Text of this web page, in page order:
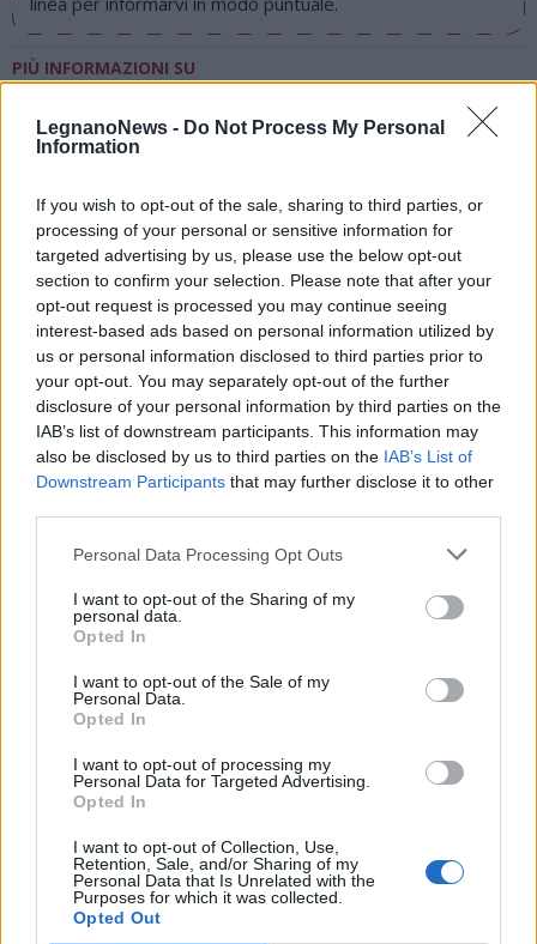
LegnanoNews - Do Not Process My Personal
Information
If you wish to opt-out of the sale, sharing to third parties, or
processing of your personal or sensitive information for
targeted advertising by us, please use the below opt-out
section to confirm your selection. Please note that after your
opt-out request is processed you may continue seeing
interest-based ads based on personal information utilized by
us or personal information disclosed to third parties prior to
your opt-out. You may separately opt-out of the further
disclosure of your personal information by third parties on the
IAB’s list of downstream participants. This information may
also be disclosed by us to third parties on the IAB’s List of
Downstream Participants that may further disclose it to other
Personal Data Processing Opt Outs
I want to opt-out of the Sharing of my
personal data.
Opted In
I want to opt-out of the Sale of my
Personal Data.
Opted In
I want to opt-out of processing my
Personal Data for Targeted Advertising.
Opted In
I want to opt-out of Collection, Use,
Retention, Sale, and/or Sharing of my
Personal Data that Is Unrelated with the
Purposes for which it was collected.
Opted Out
PIÙ INFORMAZIONI SU
maria rita vergani
paolo bianchi rho
LEGGI GLI ALTRI ARTICOLI DI
RHODENSE
Selezioniamo per te
Il meglio di
Iscriviti alla
newsletter
Commenti
Accedi o
L'email è richiesta ma non verrà mostrata ai visitatori. Il contenuto di questo
commento esprime il pensiero dell'autore e non rappresenta la linea editoriale
di VareseNews.it, che rimane autonoma e indipendente. I messaggi inclusi nei
che includano uno o più link a siti esterni verranno rimossi in automatico dal